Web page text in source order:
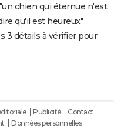
chien qui éternue n'est
qu'il est heureux"
3 détails à vérifier pour
Publicité
Contact
Données personnelles